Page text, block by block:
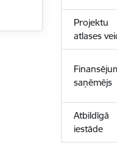
Projektu
atlases
saņēmējs
Atbildīgā
iestāde